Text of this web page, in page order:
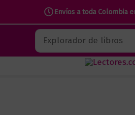
Envíos a toda Colombia
contenido
Buscar